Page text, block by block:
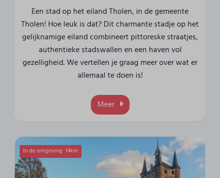
Een stad op het eiland Tholen, in de gemeente
Tholen! Hoe leuk is dat? Dit charmante stadje op het
gelijknamige eiland combineert pittoreske straatjes,
authentieke stadswallen en een haven vol
gezelligheid. We vertellen je graag meer over wat er
allemaal te doen is!
Meer
In de omgeving: 14km